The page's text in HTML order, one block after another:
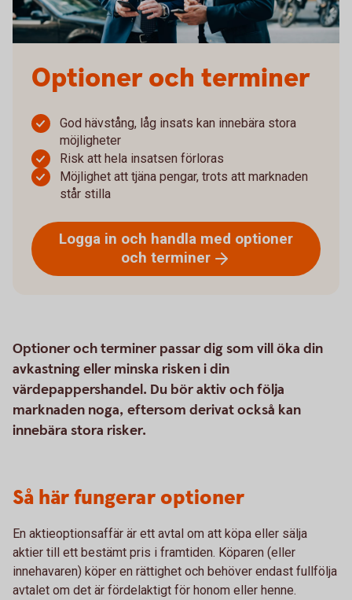
Optioner och terminer
God hävstång, låg insats kan innebära stora
möjligheter
Risk att hela insatsen förloras
Möjlighet att tjäna pengar, trots att marknaden
står stilla
Logga in och handla med optioner
och terminer
Optioner och terminer passar dig som vill öka din
avkastning eller minska risken i din
värdepappershandel. Du bör aktiv och följa
marknaden noga, eftersom derivat också kan
innebära stora risker.
Så här fungerar optioner
En aktieoptionsaffär är ett avtal om att köpa eller sälja
aktier till ett bestämt pris i framtiden. Köparen (eller
innehavaren) köper en rättighet och behöver endast fullfölja
avtalet om det är fördelaktigt för honom eller henne.